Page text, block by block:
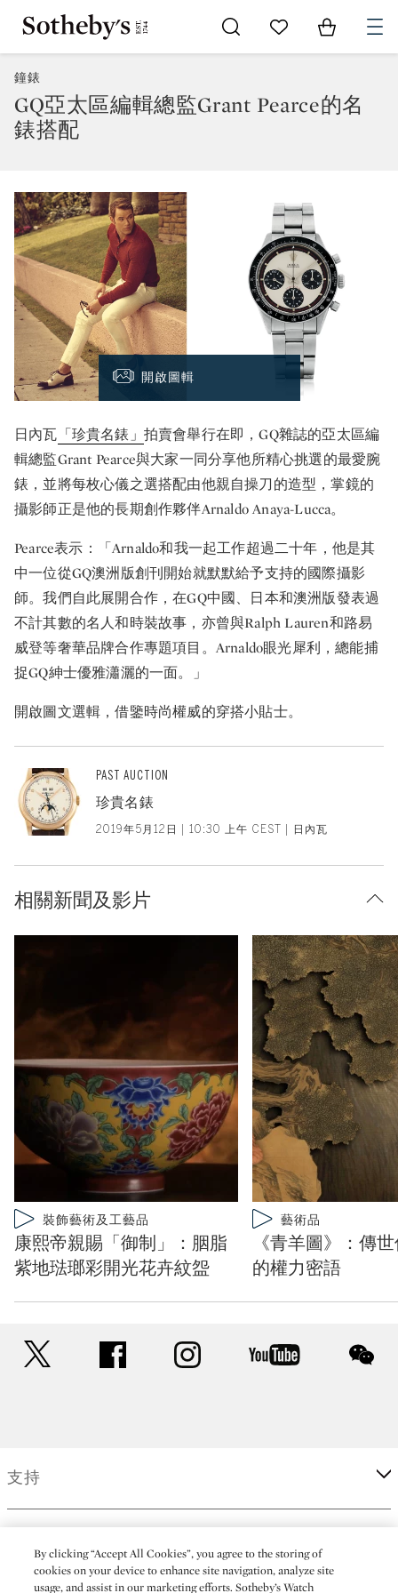
Go to My Favorites
Items in
鐘錶
GQ亞太區編輯總監Grant Pearce的名
錶搭配
開啟圖輯
日內瓦 「珍貴名錶」 拍賣會舉行在即，GQ雜誌的亞太區編
輯總監Grant Pearce與大家一同分享他所精心挑選的最愛腕
錶，並將每枚心儀之選搭配由他親自操刀的造型，掌鏡的
攝影師正是他的長期創作夥伴Arnaldo Anaya-Lucca。
Pearce表示：「Arnaldo和我一起工作超過二十年，他是其
中一位從GQ澳洲版創刊開始就默默給予支持的國際攝影
師。我們自此展開合作，在GQ中國、日本和澳洲版發表過
不計其數的名人和時裝故事，亦曾與Ralph Lauren和路易
威登等奢華品牌合作專題項目。Arnaldo眼光犀利，總能捕
捉GQ紳士優雅瀟灑的一面。」
開啟圖文選輯，借鑒時尚權威的穿搭小貼士。
PAST AUCTION
珍貴名錶
2019年5月12日 | 10:30 上午 CEST | 日內瓦
相關新聞及影片
Type: video
CATEGORY:裝飾藝術及工藝品
康熙帝親賜「御制」：胭脂
紫地琺瑯彩開光花卉紋盌
Type: video
CATEGORY:
藝術品
《青羊圖》：傳
的權力密語
facebook instagram youtube
支持
By clicking “Accept All Cookies”, you agree to the storing of
cookies on your device to enhance site navigation, analyze site
usage, and assist in our marketing efforts. Sotheby’s Watch